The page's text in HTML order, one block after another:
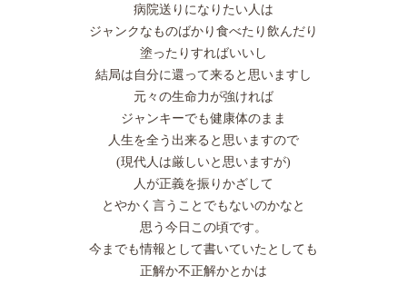
病院送りになりたい人は
ジャンクなものばかり食べたり飲んだり
塗ったりすればいいし
結局は自分に還って来ると思いますし
元々の生命力が強ければ
ジャンキーでも健康体のまま
人生を全う出来ると思いますので
(現代人は厳しいと思いますが)
人が正義を振りかざして
とやかく言うことでもないのかなと
思う今日この頃です。
今までも情報として書いていたとしても
正解か不正解かとかは